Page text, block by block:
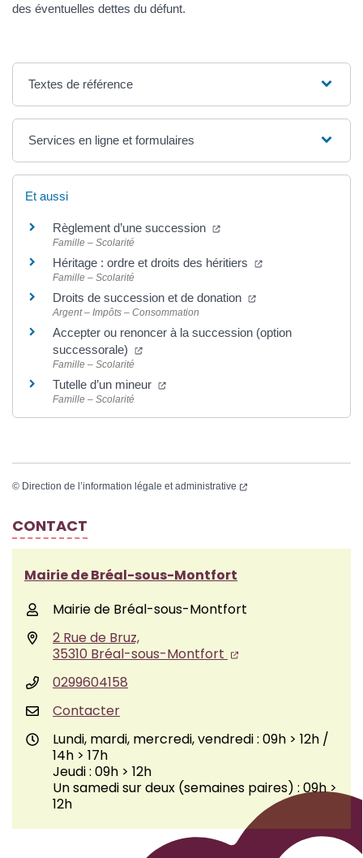
des éventuelles dettes du défunt.
Textes de référence
Services en ligne et formulaires
Et aussi
Règlement d’une succession
Famille – Scolarité
Héritage : ordre et droits des héritiers
Famille – Scolarité
Droits de succession et de donation
Argent – Impôts – Consommation
Accepter ou renoncer à la succession (option
successorale)
Famille – Scolarité
Tutelle d’un mineur
Famille – Scolarité
© Direction de l’information légale et administrative
CONTACT
Mairie de Bréal-sous-Montfort
Mairie de Bréal-sous-Montfort
2 Rue de Bruz,
35310 Bréal-sous-Montfort
0299604158
Contacter
Lundi, mardi, mercredi, vendredi : 09h > 12h /
14h > 17h
Jeudi : 09h > 12h
Un samedi sur deux (semaines paires) : 09h >
12h